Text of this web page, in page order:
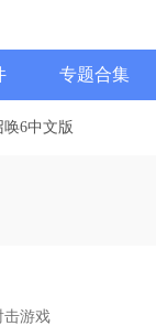
专题合集
6中文版
击游戏